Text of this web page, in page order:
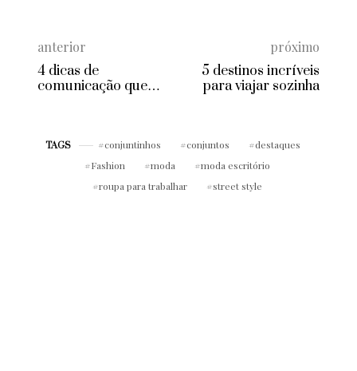
anterior
4 dicas de
comunicação que
próximo
5 destinos incríveis
para viajar sozinha
TAGS conjuntinhos conjuntos
destaques
Fashion
moda
moda escritório
roupa para trabalhar
street style